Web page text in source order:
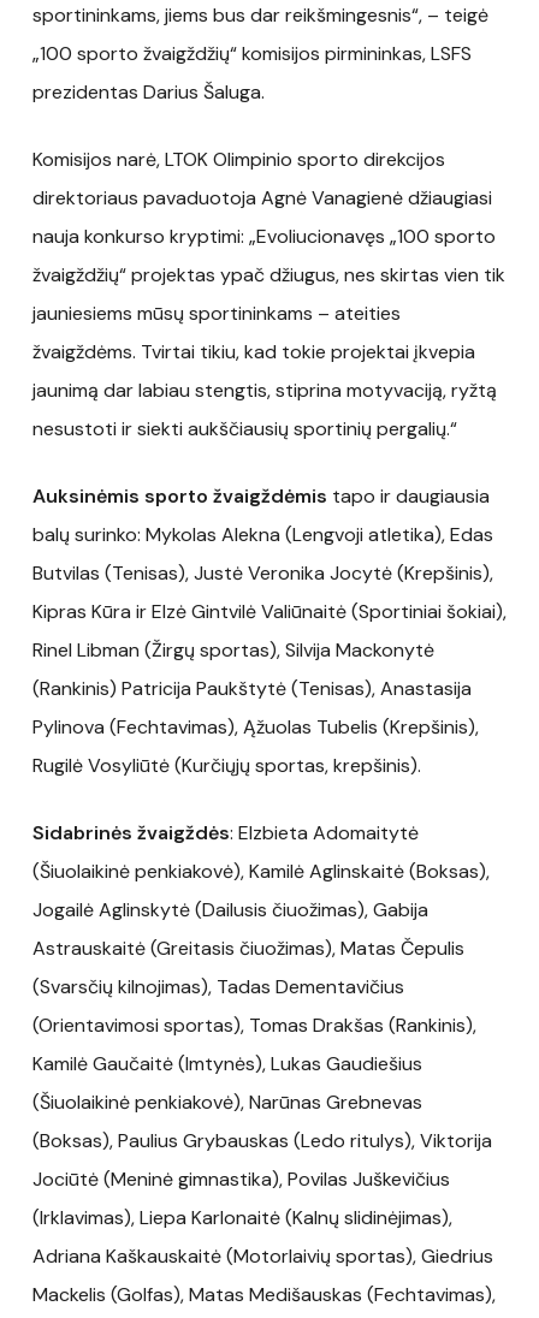
sportininkams, jiems bus dar reikšmingesnis“, – teigė
„100 sporto žvaigždžių“ komisijos pirmininkas, LSFS
prezidentas Darius Šaluga.
Komisijos narė, LTOK Olimpinio sporto direkcijos
direktoriaus pavaduotoja Agnė Vanagienė džiaugiasi
nauja konkurso kryptimi: „Evoliucionavęs „100 sporto
žvaigždžių“ projektas ypač džiugus, nes skirtas vien tik
jauniesiems mūsų sportininkams – ateities
žvaigždėms. Tvirtai tikiu, kad tokie projektai įkvepia
jaunimą dar labiau stengtis, stiprina motyvaciją, ryžtą
nesustoti ir siekti aukščiausių sportinių pergalių.“
Auksinėmis sporto žvaigždėmis tapo ir daugiausia
balų surinko: Mykolas Alekna (Lengvoji atletika), Edas
Butvilas (Tenisas), Justė Veronika Jocytė (Krepšinis),
Kipras Kūra ir Elzė Gintvilė Valiūnaitė (Sportiniai šokiai),
Rinel Libman (Žirgų sportas), Silvija Mackonytė
(Rankinis) Patricija Paukštytė (Tenisas), Anastasija
Pylinova (Fechtavimas), Ąžuolas Tubelis (Krepšinis),
Rugilė Vosyliūtė (Kurčiųjų sportas, krepšinis).
Sidabrinės žvaigždės: Elzbieta Adomaitytė
(Šiuolaikinė penkiakovė), Kamilė Aglinskaitė (Boksas),
Jogailė Aglinskytė (Dailusis čiuožimas), Gabija
Astrauskaitė (Greitasis čiuožimas), Matas Čepulis
(Svarsčių kilnojimas), Tadas Dementavičius
(Orientavimosi sportas), Tomas Drakšas (Rankinis),
Kamilė Gaučaitė (Imtynės), Lukas Gaudiešius
(Šiuolaikinė penkiakovė), Narūnas Grebnevas
(Boksas), Paulius Grybauskas (Ledo ritulys), Viktorija
Jociūtė (Meninė gimnastika), Povilas Juškevičius
(Irklavimas), Liepa Karlonaitė (Kalnų slidinėjimas),
Adriana Kaškauskaitė (Motorlaivių sportas), Giedrius
Mackelis (Golfas), Matas Medišauskas (Fechtavimas),